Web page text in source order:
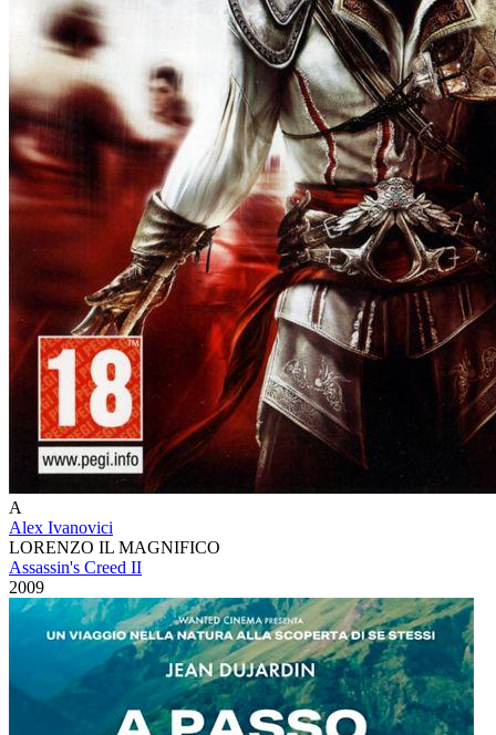
A
Alex Ivanovici
LORENZO IL MAGNIFICO
Assassin's Creed II
2009